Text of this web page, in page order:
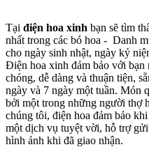
Tại điện hoa xinh bạn sẽ tìm
nhất trong các bó hoa - Danh
cho ngày sinh nhật, ngày kỷ
Điện hoa xinh đảm bảo với bạn
chóng, dễ dàng và thuận tiện,
ngày và 7 ngày một tuần. Món
bởi một trong những người thợ
chúng tôi, điện hoa đảm bảo
một dịch vụ tuyệt vời, hỗ trợ
hình ảnh khi đã giao nhận.